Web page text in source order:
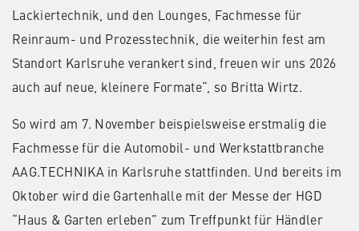
Lackiertechnik, und den Lounges, Fachmesse für
Reinraum- und Prozesstechnik, die weiterhin fest am
Standort Karlsruhe verankert sind, freuen wir uns 2026
auch auf neue, kleinere Formate“, so Britta Wirtz.
So wird am 7. November beispielsweise erstmalig die
Fachmesse für die Automobil- und Werkstattbranche
AAG.TECHNIKA in Karlsruhe stattfinden. Und bereits im
Oktober wird die Gartenhalle mit der Messe der HGD
“Haus & Garten erleben” zum Treffpunkt für Händler